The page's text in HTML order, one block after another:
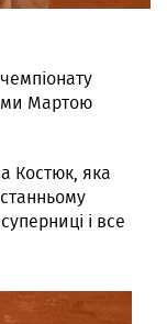
Мартою
Костюк, яка
і все